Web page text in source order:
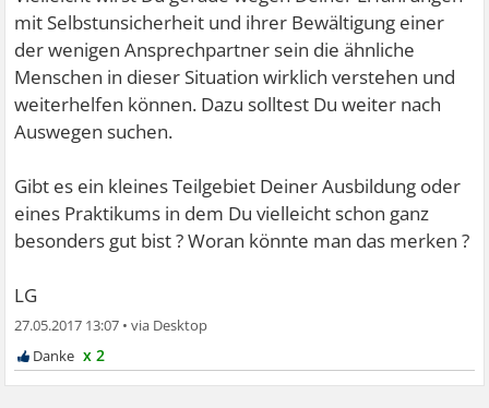
mit Selbstunsicherheit und ihrer Bewältigung einer
der wenigen Ansprechpartner sein die ähnliche
Menschen in dieser Situation wirklich verstehen und
weiterhelfen können. Dazu solltest Du weiter nach
Auswegen suchen.
Gibt es ein kleines Teilgebiet Deiner Ausbildung oder
eines Praktikums in dem Du vielleicht schon ganz
besonders gut bist ? Woran könnte man das merken ?
LG
27.05.2017 13:07 •
x 2